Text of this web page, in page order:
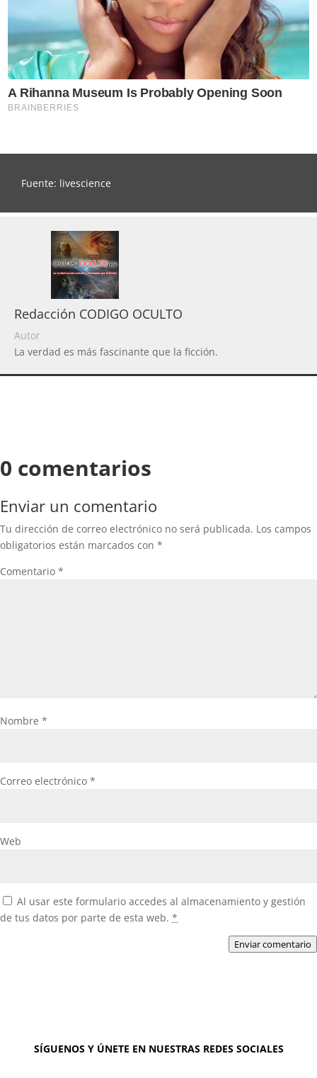
Fuente: livescience
Redacción CODIGO OCULTO
Autor
La verdad es más fascinante que la ficción.
0 comentarios
Enviar un comentario
Tu dirección de correo electrónico no será publicada. Los campos
obligatorios están marcados con *
Comentario *
Nombre *
Correo electrónico *
Web
Al usar este formulario accedes al almacenamiento y gestión
de tus datos por parte de esta web. *
Enviar comentario
SÍGUENOS Y ÚNETE EN NUESTRAS REDES SOCIALES